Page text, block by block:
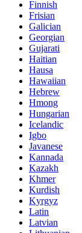
Finnish
Frisian
Galician
Georgian
Gujarati
Haitian
Hausa
Hawaiian
Hebrew
Hmong
Hungarian
Icelandic
Igbo
Javanese
Kannada
Kazakh
Khmer
Kurdish
Kyrgyz
Latin
Latvian